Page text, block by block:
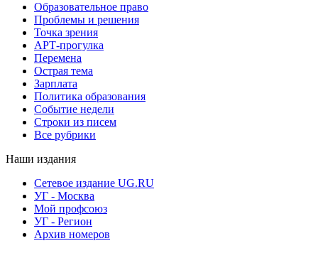
Образовательное право
Проблемы и решения
Точка зрения
АРТ-прогулка
Перемена
Острая тема
Зарплата
Политика образования
Событие недели
Строки из писем
Все рубрики
Наши издания
Сетевое издание UG.RU
УГ - Москва
Мой профсоюз
УГ - Регион
Архив номеров